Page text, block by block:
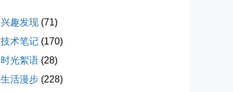
李贺“桃花乱落如红雨”与纳兰性...
兴趣发现 (71)
技术笔记 (170)
时光絮语 (28)
生活漫步 (228)